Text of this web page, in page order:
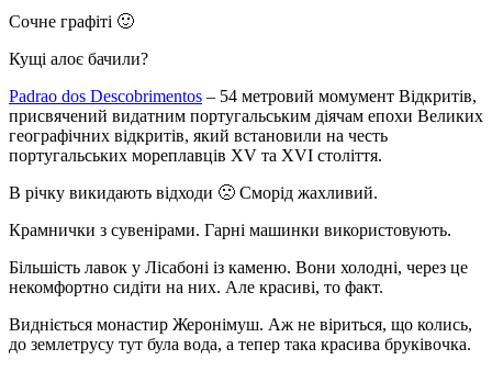
Сочне графіті 🙂
Кущі алоє бачили?
Padrao dos Descobrimentos – 54 метровий момумент Відкритів,
присвячений видатним португальським діячам епохи Великих
географічних відкритів, який встановили на честь
португальських мореплавців XV та XVI століття.
В річку викидають відходи 🙁 Сморід жахливий.
Крамнички з сувенірами. Гарні машинки використовують.
Більшість лавок у Лісабоні із каменю. Вони холодні, через це
некомфортно сидіти на них. Але красиві, то факт.
Видніється монастир Жеронімуш. Аж не віриться, що колись,
до землетрусу тут була вода, а тепер така красива бруківочка.